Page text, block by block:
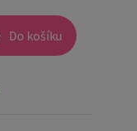
Do košíku